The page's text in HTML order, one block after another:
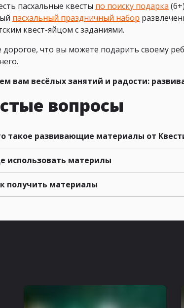
пасхальные квесты по поиску подарка
пасхальный праздничный набор
квест-яйцом с заданиями.
дорогое, что вы можете подарить своему
вам весёлых занятий и радости:
вопросы
такое развивающие материалы от
использовать материлы
получить материалы